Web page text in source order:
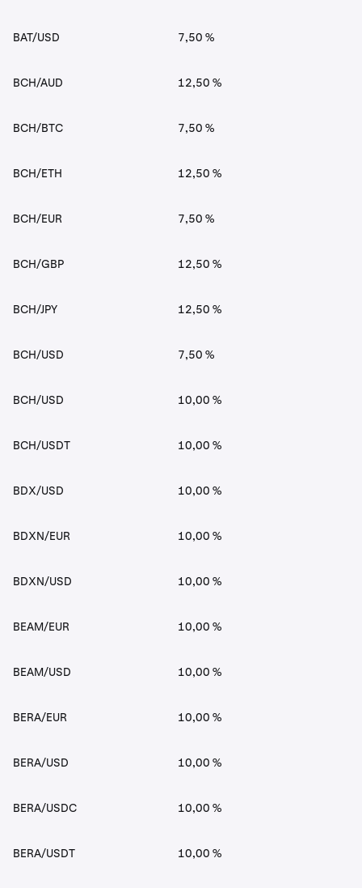
BAT/USD 7,50 %
BCH/AUD 12,50 %
BCH/BTC 7,50 %
BCH/ETH 12,50 %
BCH/EUR 7,50 %
BCH/GBP 12,50 %
BCH/JPY 12,50 %
BCH/USD 7,50 %
BCH/USD 10,00 %
BCH/USDT 10,00 %
BDX/USD 10,00 %
BDXN/EUR 10,00 %
BDXN/USD 10,00 %
BEAM/EUR 10,00 %
BEAM/USD 10,00 %
BERA/EUR 10,00 %
BERA/USD 10,00 %
BERA/USDC 10,00 %
BERA/USDT 10,00 %